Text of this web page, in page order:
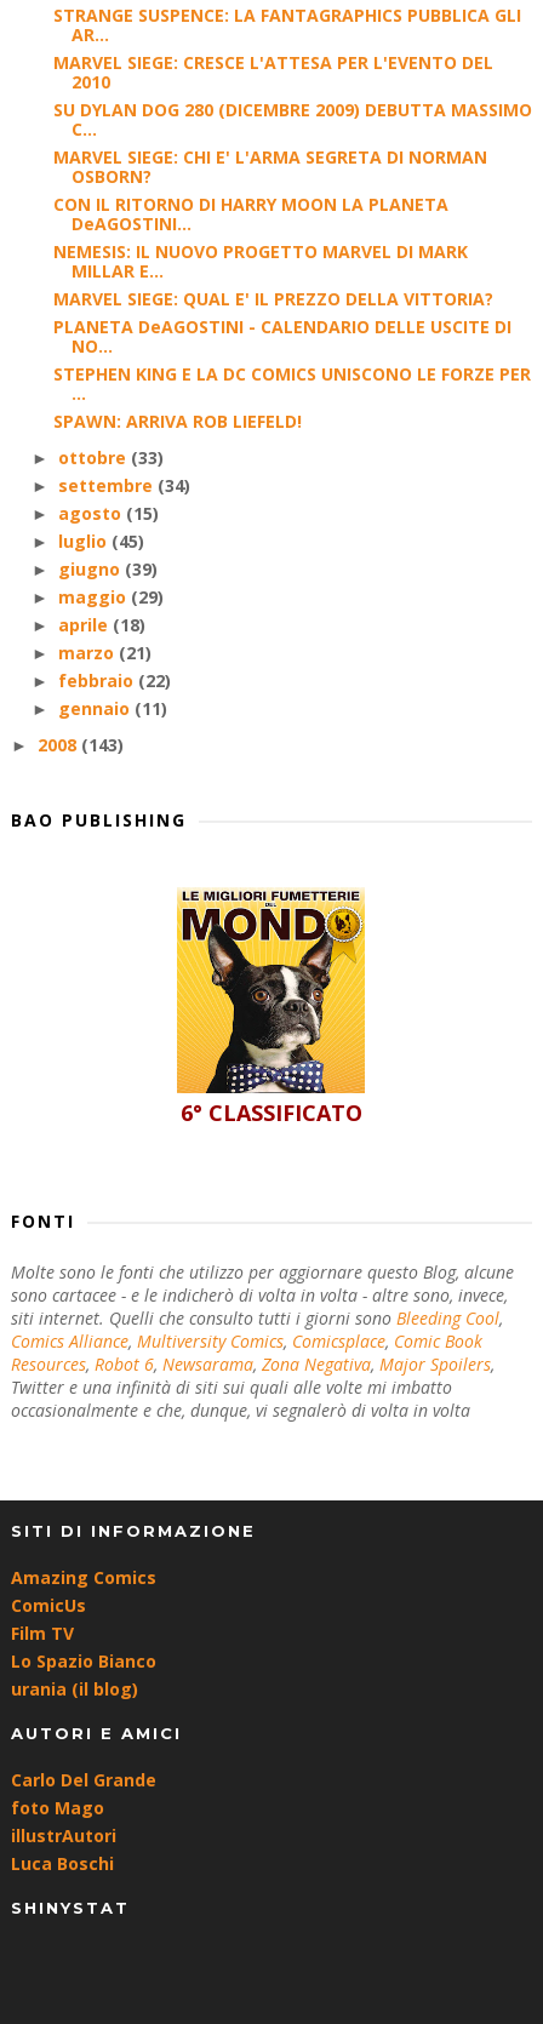
STRANGE SUSPENCE: LA FANTAGRAPHICS PUBBLICA GLI
AR...
MARVEL SIEGE: CRESCE L'ATTESA PER L'EVENTO DEL
2010
SU DYLAN DOG 280 (DICEMBRE 2009) DEBUTTA MASSIMO
C...
MARVEL SIEGE: CHI E' L'ARMA SEGRETA DI NORMAN
OSBORN?
CON IL RITORNO DI HARRY MOON LA PLANETA
DeAGOSTINI...
NEMESIS: IL NUOVO PROGETTO MARVEL DI MARK
MILLAR E...
MARVEL SIEGE: QUAL E' IL PREZZO DELLA VITTORIA?
PLANETA DeAGOSTINI - CALENDARIO DELLE USCITE DI
NO...
STEPHEN KING E LA DC COMICS UNISCONO LE FORZE PER
...
SPAWN: ARRIVA ROB LIEFELD!
► ottobre (33)
► settembre (34)
► agosto (15)
► luglio (45)
► giugno (39)
► maggio (29)
► aprile (18)
► marzo (21)
► febbraio (22)
► gennaio (11)
► 2008 (143)
BAO PUBLISHING
6° CLASSIFICATO
FONTI
Molte sono le fonti che utilizzo per aggiornare questo Blog, alcune
sono cartacee - e le indicherò di volta in volta - altre sono, invece,
siti internet. Quelli che consulto tutti i giorni sono Bleeding Cool,
Comics Alliance, Multiversity Comics, Comicsplace, Comic Book
Resources, Robot 6, Newsarama, Zona Negativa, Major Spoilers,
Twitter e una infinità di siti sui quali alle volte mi imbatto
occasionalmente e che, dunque, vi segnalerò di volta in volta
SITI DI INFORMAZIONE
Amazing Comics
ComicUs
Film TV
Lo Spazio Bianco
urania (il blog)
AUTORI E AMICI
Carlo Del Grande
foto Mago
illustrAutori
Luca Boschi
SHINYSTAT